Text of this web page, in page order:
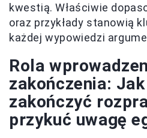
kwestią. Właściwie
oraz przykłady stanowią
każdej wypowiedzi
Rola
zakończenia:
zakończyć
przykuć uwagę